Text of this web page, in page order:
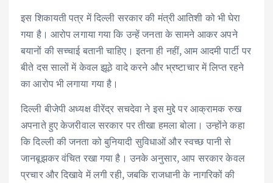
इस शिकायती पत्र में दिल्ली सरकार की मंत्री आतिशी को भी घेरा
गया है। आरोप लगाया गया कि उन्हें जनता के सामने आकर अपने
बयानों की सच्चाई बतानी चाहिए। इतना ही नहीं, आम आदमी पार्टी पर
बीते दस सालों में केवल झूठे वादे करने और भ्रष्टाचार में लिप्त रहने
का आरोप भी लगाया गया है।
दिल्ली बीजेपी अध्यक्ष वीरेंद्र सचदेवा ने इस मुद्दे पर आक्रामक रुख
अपनाते हुए केजरीवाल सरकार पर तीखा हमला बोला। उन्होंने कहा
कि दिल्ली की जनता को बुनियादी सुविधाओं और स्वच्छ पानी से
जानबूझकर वंचित रखा गया है। उनके अनुसार, आप सरकार केवल
प्रचार और दिखावे में लगी रही, जबकि राजधानी के नागरिकों की